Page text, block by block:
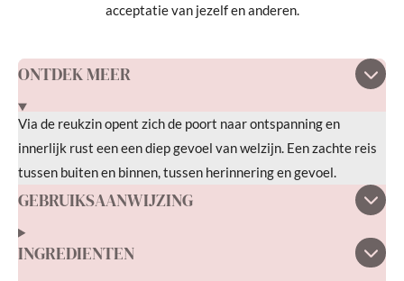
acceptatie van jezelf en anderen.
ONTDEK MEER
Via de reukzin opent zich de poort naar ontspanning en
innerlijk rust een een diep gevoel van welzijn. Een zachte reis
tussen buiten en binnen, tussen herinnering en gevoel.
GEBRUIKSAANWIJZING
INGREDIENTEN